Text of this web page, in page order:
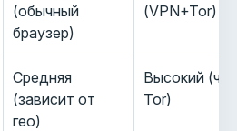
(обычный
браузер)
(VPN+Tor)
Средняя
(зависит от
гео)
Высокий
Tor)